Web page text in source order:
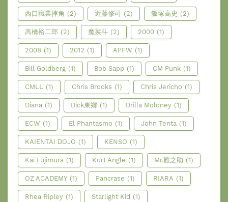
西口職業摔角 (2) 近藤修司 (2) 飯塚高史 (2)
高橋裕二郎 (2) 魔裟斗 (2) 2000 (1)
2008 (1) 2012 (1) APFW (1)
Bill Goldberg (1) Bob Sapp (1) CM Punk (1)
CMLL (1) Chris Brooks (1) Chris Jericho (1)
Diana (1) Dick東鄉 (1) Drilla Moloney (1)
ECW (1) El Phantasmo (1) John Tenta (1)
KAIENTAI DOJO (1) KENSO (1)
Kai Fujimura (1) Kurt Angle (1) Mr.雁之助 (1)
OZ ACADEMY (1) Pancrase (1) RIARA (1)
Rhea Ripley (1) Starlight Kid (1)